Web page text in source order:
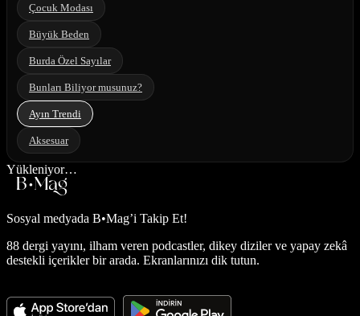
Çocuk Modası
Büyük Beden
Burda Özel Sayılar
Bunları Biliyor musunuz?
Ayın Trendi
Aksesuar
Yükleniyor…
Sosyal medyada B•Mag’i Takip Et!
88 dergi yayını, ilham veren podcastler, dikey diziler ve yapay zekâ
destekli içerikler bir arada. Ekranlarınızı dik tutun.